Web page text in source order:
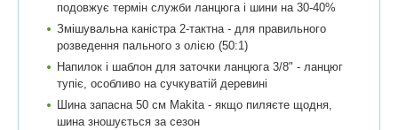
подовжує термін служби ланцюга і шини на 30-40%
Змішувальна каністра 2-тактна - для правильного
розведення пального з олією (50:1)
Напилок і шаблон для заточки ланцюга 3/8" - ланцюг
тупіє, особливо на сучкуватій деревині
Шина запасна 50 см Makita - якщо пиляєте щодня,
шина зношується за сезон